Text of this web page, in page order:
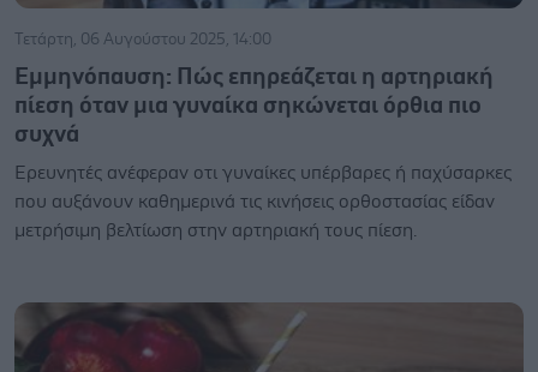
Τετάρτη, 06 Αυγούστου 2025, 14:00
Εμμηνόπαυση: Πώς επηρεάζεται η αρτηριακή
πίεση όταν μια γυναίκα σηκώνεται όρθια πιο
συχνά
Ερευνητές ανέφεραν οτι γυναίκες υπέρβαρες ή παχύσαρκες
που αυξάνουν καθημερινά τις κινήσεις ορθοστασίας είδαν
μετρήσιμη βελτίωση στην αρτηριακή τους πίεση.